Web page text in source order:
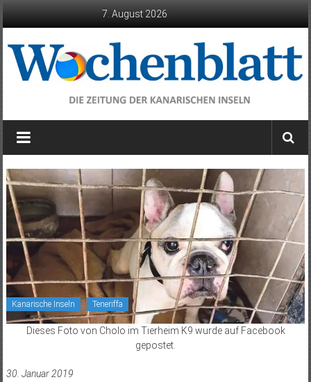
7. August 2026
Wochenblatt
die
der
Kanarischen
Inseln
Kanarische Inseln Teneriffa
Dieses Foto von Cholo im Tierheim K9 wurde auf Facebook
gepostet.
30. Januar 2019